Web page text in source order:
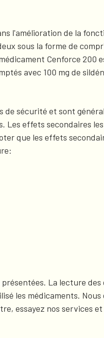
l'amélioration de la
sous la forme de
Cenforce 200
avec 100 mg de
sécurité et sont
effets secondaires
que les effets
La lecture
les médicaments. Nous
essayez nos services